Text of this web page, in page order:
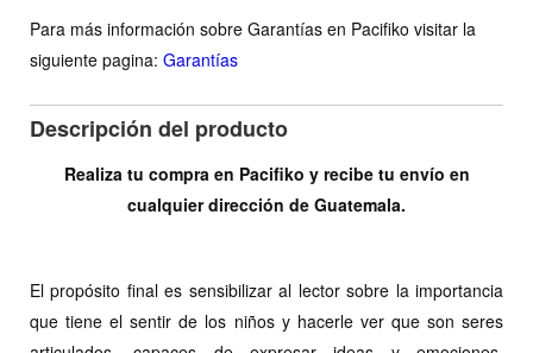
Para más información sobre Garantías en Pacifiko visitar la
siguiente pagina: Garantías
Descripción del producto
Realiza tu compra en Pacifiko y recibe tu envío en
cualquier dirección de Guatemala.
El propósito final es sensibilizar al lector sobre la importancia
que tiene el sentir de los niños y hacerle ver que son seres